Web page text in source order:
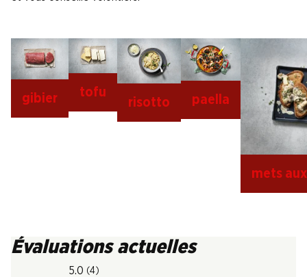
gibier tofu
risotto paella
mets
Évaluations actuelles
5.0 (4)